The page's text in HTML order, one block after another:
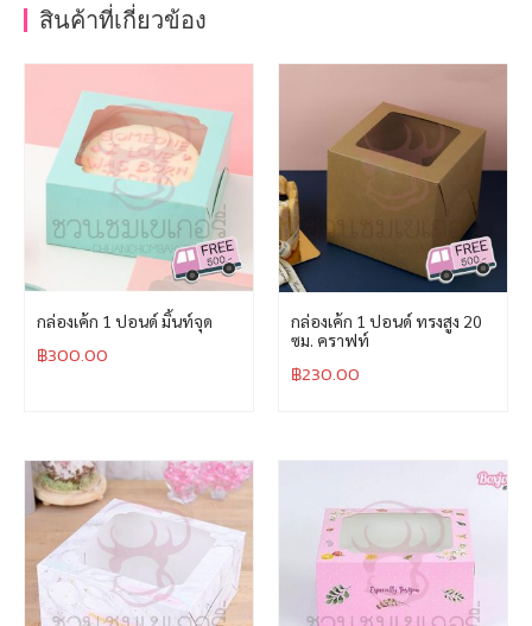
สินค้าที่เกี่ยวข้อง
กล่องเค้ก 1 ปอนด์ มิ้นท์จุด
฿300.00
กล่องเค้ก 1 ปอนด์ ทรงสูง 20
ซม. คราฟท์
฿230.00